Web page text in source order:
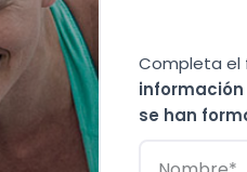
Completa el
información
se han